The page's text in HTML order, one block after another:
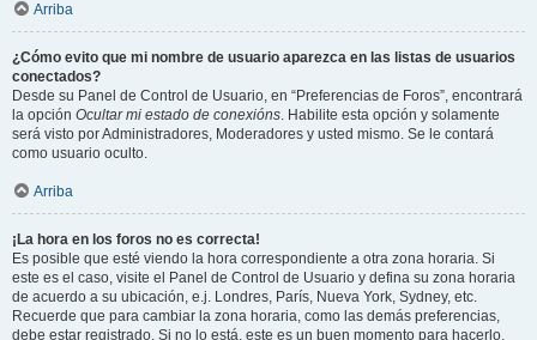
Arriba
¿Cómo evito que mi nombre de usuario aparezca en las listas de usuarios
conectados?
Desde su Panel de Control de Usuario, en “Preferencias de Foros”, encontrará
la opción Ocultar mi estado de conexións. Habilite esta opción y solamente
será visto por Administradores, Moderadores y usted mismo. Se le contará
como usuario oculto.
Arriba
¡La hora en los foros no es correcta!
Es posible que esté viendo la hora correspondiente a otra zona horaria. Si
este es el caso, visite el Panel de Control de Usuario y defina su zona horaria
de acuerdo a su ubicación, e.j. Londres, París, Nueva York, Sydney, etc.
Recuerde que para cambiar la zona horaria, como las demás preferencias,
debe estar registrado. Si no lo está, este es un buen momento para hacerlo.